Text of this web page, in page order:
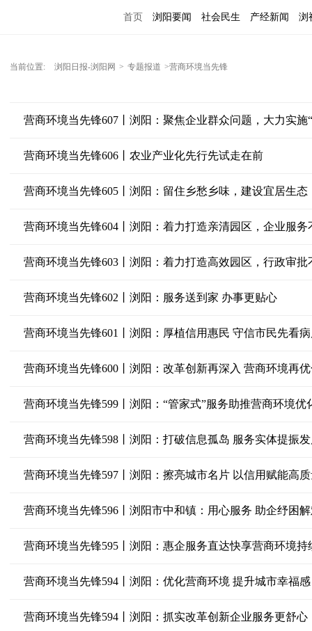
首页 浏阳要闻 社会民生 产经新闻 浏
当前位置: 浏阳日报-浏阳网 > 专题报道 >营商环境当先锋
营商环境当先锋607丨浏阳：聚焦企业群众问题，大力实施
营商环境当先锋606丨农业产业化先行先试走在前
营商环境当先锋605丨浏阳：留住乡愁乡味，建设宜居生
营商环境当先锋604丨浏阳：着力打造亲清园区，企业服务
营商环境当先锋603丨浏阳：着力打造高效园区，行政审批
营商环境当先锋602丨浏阳：服务送到家 办事更贴心
营商环境当先锋601丨浏阳：厚植信用惠民 守信市民先看
营商环境当先锋600丨浏阳：改革创新再深入 营商环境再
营商环境当先锋599丨浏阳：“管家式”服务助推营商环境优
营商环境当先锋598丨浏阳：打破信息孤岛 服务实体提振
营商环境当先锋597丨浏阳：擦亮城市名片 以信用赋能高
营商环境当先锋596丨浏阳市中和镇：用心服务 助企纾困
营商环境当先锋595丨浏阳：惠企服务直达快享营商环境持
营商环境当先锋594丨浏阳：优化营商环境 提升城市幸福感
营商环境当先锋594丨浏阳：抓实改革创新企业服务更舒心